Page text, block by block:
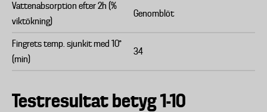
Vattenabsorption efter 2h (%
viktökning)
Genomblöt
Fingrets temp. sjunkit med 10°
(min)
34
Testresultat betyg 1-10